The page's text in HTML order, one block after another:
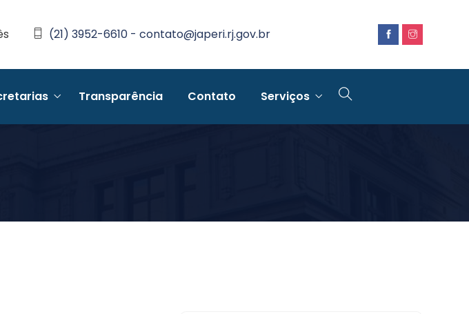
(21) 3952-6610 - contato@japeri.rj.gov.br
Transparência Contato Serviços